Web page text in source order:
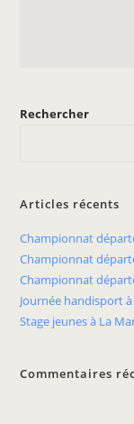
Rechercher
Articles récents
Championnat
Championnat
Championnat
Journée handisport à
Stage jeunes à La
Commentaires